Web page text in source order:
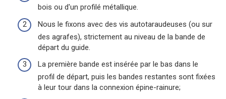
bois ou d'un profilé métallique.
Nous le fixons avec des vis autotaraudeuses (ou sur
des agrafes), strictement au niveau de la bande de
départ du guide.
La première bande est insérée par le bas dans le
profil de départ, puis les bandes restantes sont fixées
à leur tour dans la connexion épine-rainure;